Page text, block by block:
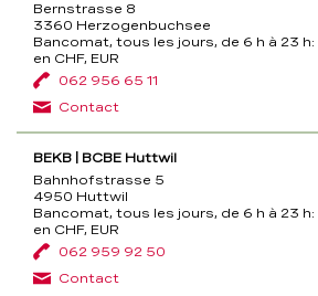
Bernstrasse 8
3360 Herzogenbuchsee
Bancomat, tous les jours, de 6 h à 23 h:
en CHF, EUR
062 956 65 11
Contact
BEKB | BCBE Huttwil
Bahnhofstrasse 5
4950 Huttwil
Bancomat, tous les jours, de 6 h à 23 h:
en CHF, EUR
062 959 92 50
Contact